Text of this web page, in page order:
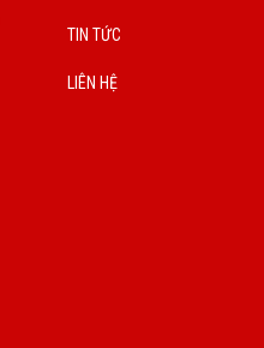
TIN TỨC
LIÊN HỆ